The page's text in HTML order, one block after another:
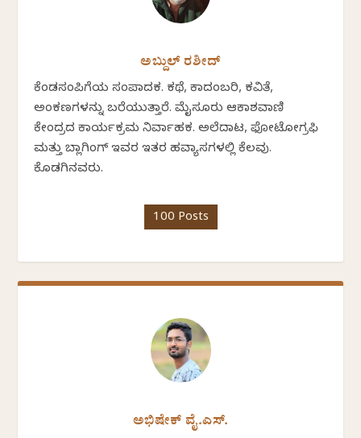
ಅಬ್ದುಲ್ ರಶೀದ್
ಕೆಂಡಸಂಪಿಗೆಯ ಸಂಪಾದಕ. ಕಥೆ, ಕಾದಂಬರಿ, ಕವಿತೆ,
ಅಂಕಣಗಳನ್ನು ಬರೆಯುತ್ತಾರೆ. ಮೈಸೂರು ಆಕಾಶವಾಣಿ
ಕೇಂದ್ರದ ಕಾರ್ಯಕ್ರಮ ನಿರ್ವಾಹಕ. ಅಲೆದಾಟ, ಫೋಟೋಗ್ರಫಿ
ಮತ್ತು ಬ್ಲಾಗಿಂಗ್ ಇವರ ಇತರ ಹವ್ಯಾಸಗಳಲ್ಲಿ ಕೆಲವು.
ಕೊಡಗಿನವರು.
100 Posts
ಅಭಿಷೇಕ್ ವೈ.ಎಸ್.